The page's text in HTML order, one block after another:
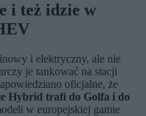
i też idzie w
i elektryczny, ale nie
je tankować na stacji
oficjalne, że
Hybrid trafi do Golfa i do
w europejskiej gamie